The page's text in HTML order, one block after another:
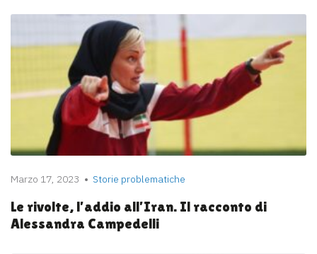
Marzo 17, 2023 Storie problematiche
Le rivolte, l’addio all’Iran. Il racconto di
Alessandra Campedelli